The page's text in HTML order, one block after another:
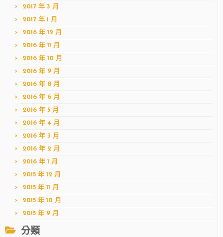
2017 年 3 月
2017 年 1 月
2016 年 12 月
2016 年 11 月
2016 年 10 月
2016 年 9 月
2016 年 8 月
2016 年 6 月
2016 年 5 月
2016 年 4 月
2016 年 3 月
2016 年 2 月
2016 年 1 月
2015 年 12 月
2015 年 11 月
2015 年 10 月
2015 年 9 月
分類